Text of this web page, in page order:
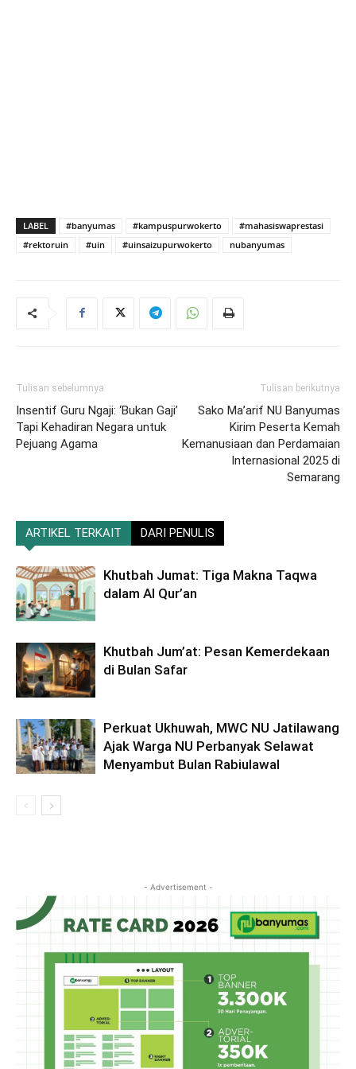
LABEL #banyumas #kampuspurwokerto
#mahasiswaprestasi
#rektoruin
#uin #uinsaizupurwokerto nubanyumas
Tulisan sebelumnya
Insentif Guru Ngaji: ‘Bukan Gaji’
Tapi Kehadiran Negara untuk
Pejuang Agama
Tulisan berikutnya
Sako Ma’arif NU Banyumas
Kirim Peserta Kemah
Kemanusiaan dan Perdamaian
Internasional 2025 di
Semarang
ARTIKEL TERKAIT DARI PENULIS
Khutbah Jumat: Tiga Makna Taqwa
dalam Al Qur’an
Khutbah Jum’at: Pesan Kemerdekaan
di Bulan Safar
Perkuat Ukhuwah, MWC NU Jatilawang
Ajak Warga NU Perbanyak Selawat
Menyambut Bulan Rabiulawal
- Advertisement -